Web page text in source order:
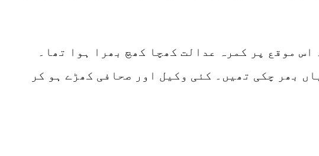
موقع پر کمرہ عدالت کھچا کھچ بھرا ہوا تھا۔
بھر چکی تھیں۔ کئی وکیل اور صحافی کھڑے ہو کر